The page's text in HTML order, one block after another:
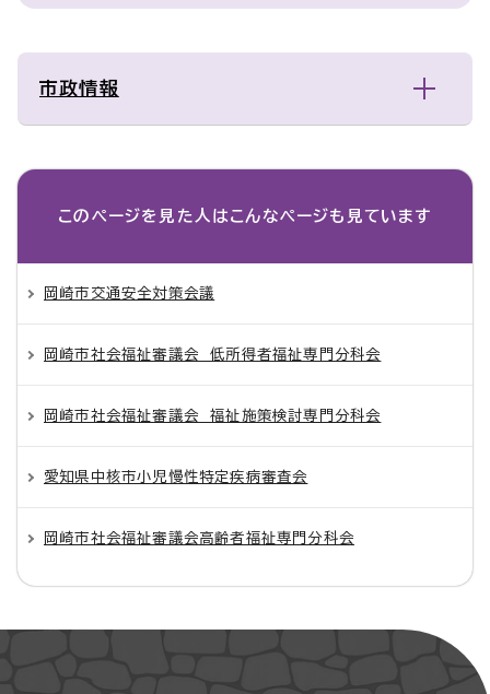
市政情報
このページを見た人は こんなページも見ています
岡崎市交通安全対策会議
岡崎市社会福祉審議会 低所得者福祉専門分科会
岡崎市社会福祉審議会 福祉施策検討専門分科会
愛知県中核市小児慢性特定疾病審査会
岡崎市社会福祉審議会高齢者福祉専門分科会